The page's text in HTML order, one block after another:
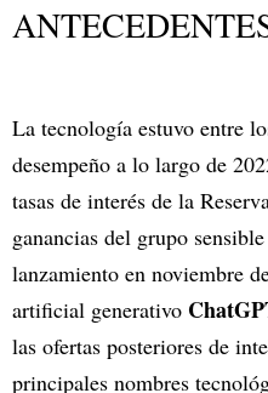
La tecnología estuvo entre
desempeño a lo largo de
tasas de interés de la
ganancias del grupo
lanzamiento en noviembre
artificial generativo
las ofertas posteriores de
principales nombres